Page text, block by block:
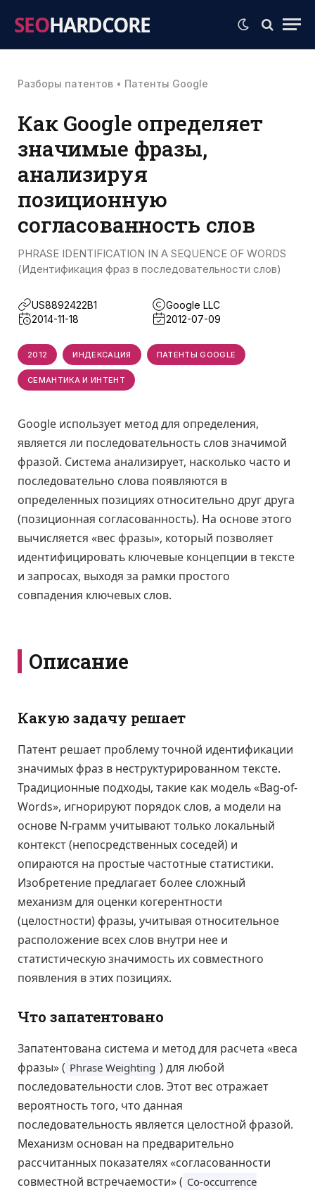
SEOHARDCORE
Разборы патентов • Патенты Google
Как Google определяет
значимые фразы,
анализируя
позиционную
согласованность слов
PHRASE IDENTIFICATION IN A SEQUENCE OF WORDS
(Идентификация фраз в последовательности слов)
US8892422B1
Google LLC
2014-11-18
2012-07-09
2012 ИНДЕКСАЦИЯ ПАТЕНТЫ GOOGLE
СЕМАНТИКА И ИНТЕНТ
Google использует метод для определения,
является ли последовательность слов значимой
фразой. Система анализирует, насколько часто и
последовательно слова появляются в
определенных позициях относительно друг друга
(позиционная согласованность). На основе этого
вычисляется «вес фразы», который позволяет
идентифицировать ключевые концепции в тексте
и запросах, выходя за рамки простого
совпадения ключевых слов.
Описание
Какую задачу решает
Патент решает проблему точной идентификации
значимых фраз в неструктурированном тексте.
Традиционные подходы, такие как модель «Bag-of-
Words», игнорируют порядок слов, а модели на
основе N-грамм учитывают только локальный
контекст (непосредственных соседей) и
опираются на простые частотные статистики.
Изобретение предлагает более сложный
механизм для оценки когерентности
(целостности) фразы, учитывая относительное
расположение всех слов внутри нее и
статистическую значимость их совместного
появления в этих позициях.
Что запатентовано
Запатентована система и метод для расчета «веса
фразы» ( Phrase Weighting ) для любой
последовательности слов. Этот вес отражает
вероятность того, что данная
последовательность является целостной фразой.
Механизм основан на предварительно
рассчитанных показателях «согласованности
совместной встречаемости» ( Co-occurrence